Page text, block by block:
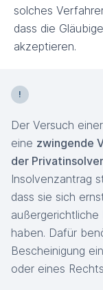
solches
dass die
akzeptieren.
Der Versuch einer
eine zwingende
der
Insolvenzantrag
dass sie sich
außergerichtliche
haben. Dafür
Bescheinigung
oder eines